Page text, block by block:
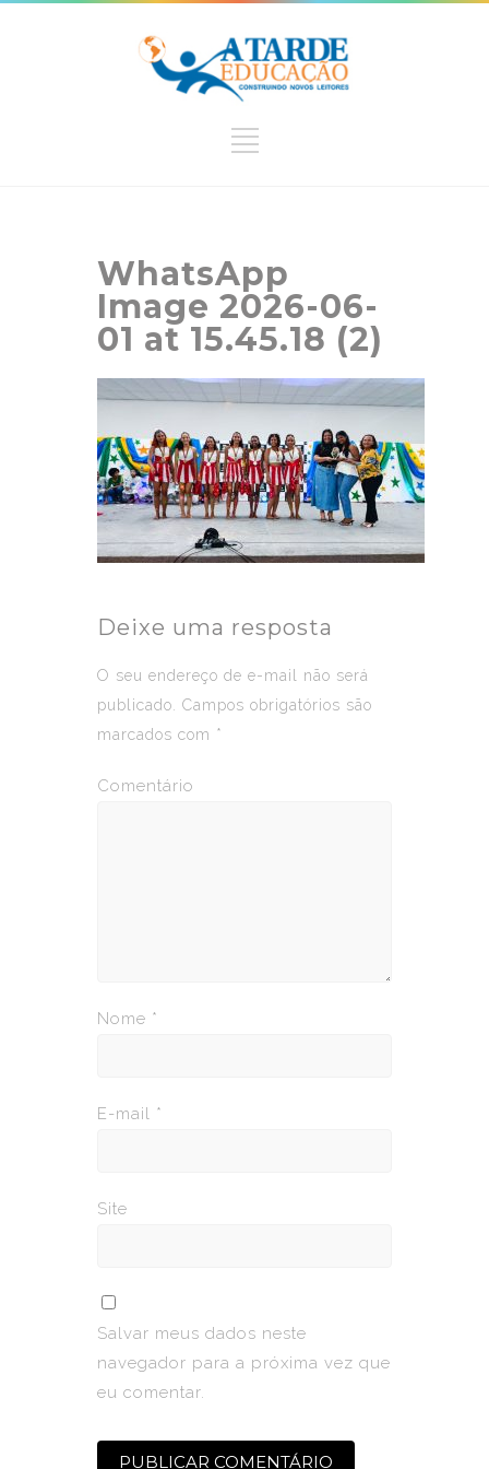
WhatsApp
Image 2026-06-
01 at 15.45.18 (2)
Deixe uma resposta
O seu endereço de e-mail não será
publicado.
Campos obrigatórios são
marcados com *
Comentário
Nome *
E-mail *
Site
Salvar meus dados neste
navegador para a próxima vez que
eu comentar.